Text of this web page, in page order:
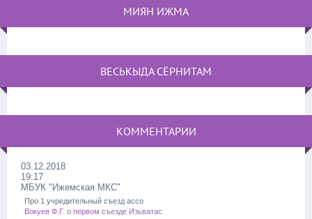
МИЯН ИЖМА
ВЕСЬКЫДА СЁРНИТАМ
КОММЕНТАРИИ
03.12.2018
19:17
МБУК "Ижемская МКС"
Про 1 учредительный съезд ассо
Вокуев Ф.Г. о первом съезде Изьватас